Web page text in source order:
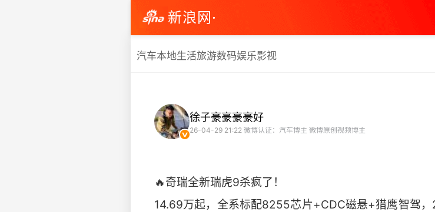
新浪网·
汽车本地生活旅游数码娱乐影视
徐子豪豪豪豪好
26-04-29 21:22 微博认证：汽车博主 微博原创视频博主
🔥奇瑞全新瑞虎9杀疯了！
14.69万起，全系标配8255芯片+CDC磁悬+猎鹰智驾